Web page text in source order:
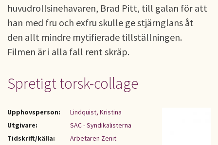
huvudrollsinehavaren, Brad Pitt, till galan för att
han med fru och exfru skulle ge stjärnglans åt
den allt mindre mytifierade tillställningen.
Filmen är i alla fall rent skräp.
Spretigt torsk-collage
Upphovsperson:
Lindquist, Kristina
Utgivare:
SAC - Syndikalisterna
Tidskrift/källa:
Arbetaren Zenit